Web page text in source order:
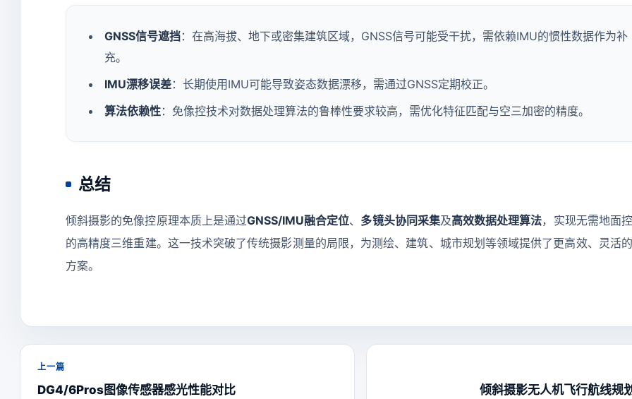
GNSS信号遮挡：在高海拔、地下或密集建筑区域，GNSS信号可能受干扰，需依赖IMU的惯性数据作为补
充。
IMU漂移误差：长期使用IMU可能导致姿态数据漂移，需通过GNSS定期校正。
算法依赖性：免像控技术对数据处理算法的鲁棒性要求较高，需优化特征匹配与空三加密的精度。
总结
倾斜摄影的免像控原理本质上是通过GNSS/IMU融合定位、 多镜头协同采集及高效数据处理算法，实现无需地面
的高精度三维重建。这一技术突破了传统摄影测量的局限，为测绘、建筑、城市规划等领域提供了更高效、灵活
方案。
上一篇
DG4/6Pros图像传感器感光性能对比 倾斜摄影无人机飞行航线规